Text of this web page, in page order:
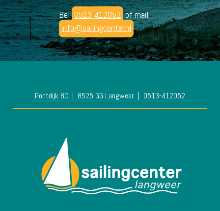
Bel 0513-412052 of mail
info@sailingcenter.nl
Pontdijk 8C 8525 GG Langweer 0513-412052